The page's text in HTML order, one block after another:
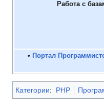
Работа с
• Портал
Категории: PHP